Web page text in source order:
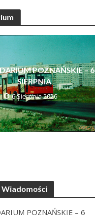
POZNAŃSKIE – 6
SIERPNIA
6 Sierpnia 2026
POZNAŃSKIE – 6